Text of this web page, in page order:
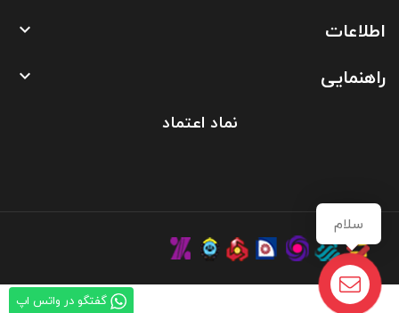
اطلاعات 
راهنمایی 
نماد اعتماد
گفتگو در واتس اپ
سلام